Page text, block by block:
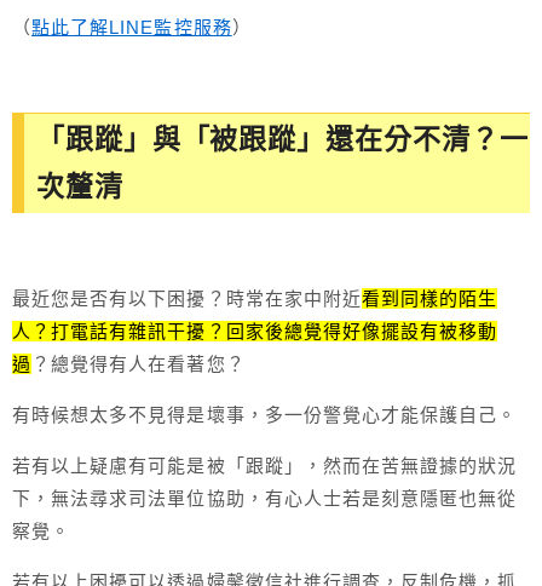
（點此了解LINE監控服務）
「跟蹤」與「被跟蹤」還在分不清？一
次釐清
最近您是否有以下困擾？時常在家中附近看到同樣的陌生
人？打電話有雜訊干擾？回家後總覺得好像擺設有被移動
過 ？總覺得有人在看著您？
有時候想太多不見得是壞事，多一份警覺心才能保護自己。
若有以上疑慮有可能是被「跟蹤」，然而在苦無證據的狀況
下，無法尋求司法單位協助，有心人士若是刻意隱匿也無從
察覺。
若有以上困擾可以透過婦馨徵信社進行調查，反制危機，抓